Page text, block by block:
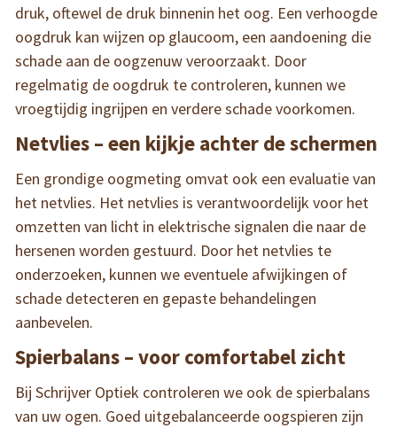
druk, oftewel de druk binnenin het oog. Een verhoogde
oogdruk kan wijzen op glaucoom, een aandoening die
schade aan de oogzenuw veroorzaakt. Door
regelmatig de oogdruk te controleren, kunnen we
vroegtijdig ingrijpen en verdere schade voorkomen.
Netvlies – een kijkje achter de schermen
Een grondige oogmeting omvat ook een evaluatie van
het netvlies. Het netvlies is verantwoordelijk voor het
omzetten van licht in elektrische signalen die naar de
hersenen worden gestuurd. Door het netvlies te
onderzoeken, kunnen we eventuele afwijkingen of
schade detecteren en gepaste behandelingen
aanbevelen.
Spierbalans – voor comfortabel zicht
Bij Schrijver Optiek controleren we ook de spierbalans
van uw ogen. Goed uitgebalanceerde oogspieren zijn